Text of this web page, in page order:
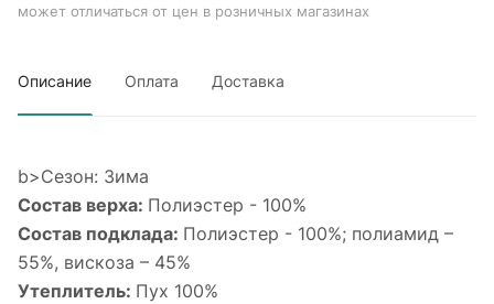
может отличаться от цен в розничных магазинах
Описание Оплата Доставка
b>Сезон: Зима
Состав верха: Полиэстер - 100%
Состав подклада: Полиэстер - 100%; полиамид –
55%, вискоза – 45%
Утеплитель: Пух 100%